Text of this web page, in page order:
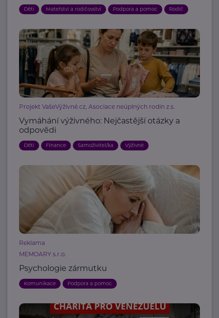
Děti Mateřství a rodičovství Podpora a pomoc Rodič
Projekt VašeVýživné.cz, Asociace neúplných rodin z.s.
Vymáhání výživného: Nejčastější otázky a
odpovědi
Děti Finance Samoživitel/ka Výživné
Reklama
MEMOARY s.r.o.
Psychologie zármutku
Komunikace Podpora a pomoc